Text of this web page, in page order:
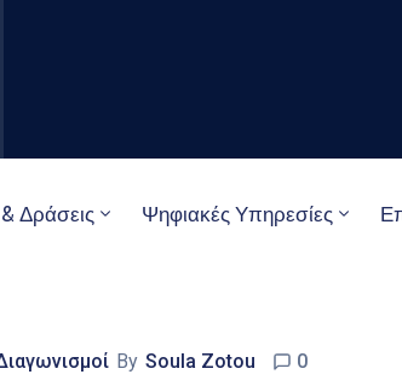
Δράσεις Ψηφιακές Υπηρεσίες
By Soula Zotou 0